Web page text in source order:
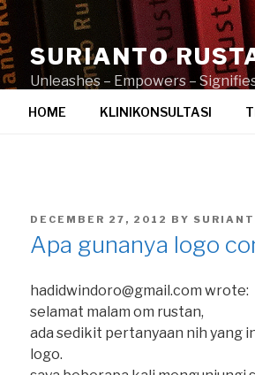
SURIANTO
Unleashes – Empowers –
HOME KLINIKONSULTASI
POSTED
DECEMBER 27, 2012 BY
Apa gunanya logo
hadidwindoro@gmail.com wrote:
selamat malam om rustan,
ada sedikit pertanyaan nih yang
logo.